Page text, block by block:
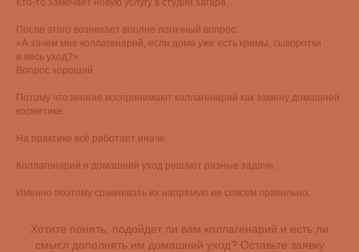
Кто-то замечает новую услугу в студии загара.
После этого возникает вполне логичный вопрос:
«А зачем мне коллагенарий, если дома уже есть кремы, сыворотки
и весь уход?»
Вопрос хороший.
Потому что многие воспринимают коллагенарий как замену домашней
косметике.
На практике всё работает иначе.
Коллагенарий и домашний уход решают разные задачи.
Именно поэтому сравнивать их напрямую не совсем правильно.
Хотите понять, подойдет ли вам коллагенарий и есть ли
смысл дополнять им домашний уход? Оставьте заявку